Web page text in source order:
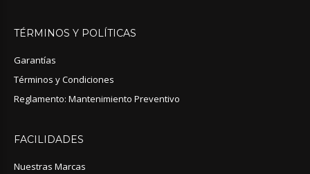
TÉRMINOS Y POLÍTICAS
Garantías
Términos y Condiciones
Reglamento: Mantenimiento Preventivo
FACILIDADES
Nuestras Marcas